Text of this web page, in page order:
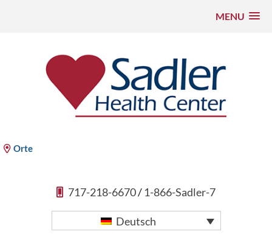
MENU
Orte
717-218-6670/ 1-866-Sadler-7
Deutsch